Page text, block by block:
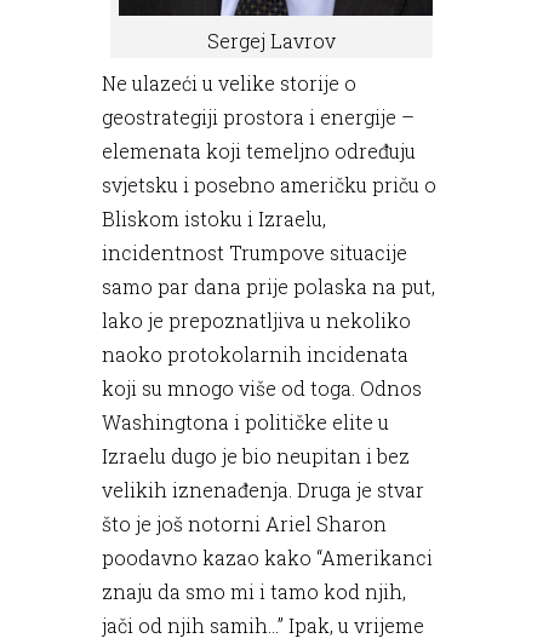
Sergej Lavrov
Ne ulazeći u velike storije o
geostrategiji prostora i energije –
elemenata koji temeljno određuju
svjetsku i posebno američku priču o
Bliskom istoku i Izraelu,
incidentnost Trumpove situacije
samo par dana prije polaska na put,
lako je prepoznatljiva u nekoliko
naoko protokolarnih incidenata
koji su mnogo više od toga. Odnos
Washingtona i političke elite u
Izraelu dugo je bio neupitan i bez
velikih iznenađenja. Druga je stvar
što je još notorni Ariel Sharon
poodavno kazao kako “Amerikanci
znaju da smo mi i tamo kod njih,
jači od njih samih...” Ipak, u vrijeme